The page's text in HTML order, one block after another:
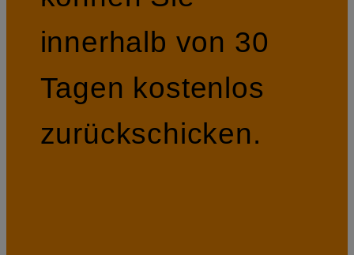
innerhalb von 30
Tagen kostenlos
zurückschicken.